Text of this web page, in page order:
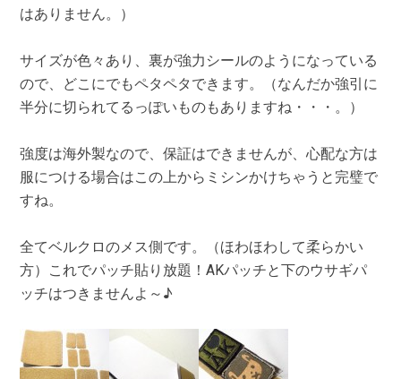
はありません。）
サイズが色々あり、裏が強力シールのようになっている
ので、どこにでもペタペタできます。（なんだか強引に
半分に切られてるっぽいものもありますね・・・。）
強度は海外製なので、保証はできませんが、心配な方は
服につける場合はこの上からミシンかけちゃうと完璧で
すね。
全てベルクロのメス側です。（ほわほわして柔らかい
方）これでパッチ貼り放題！AKパッチと下のウサギパ
ッチはつきませんよ～♪